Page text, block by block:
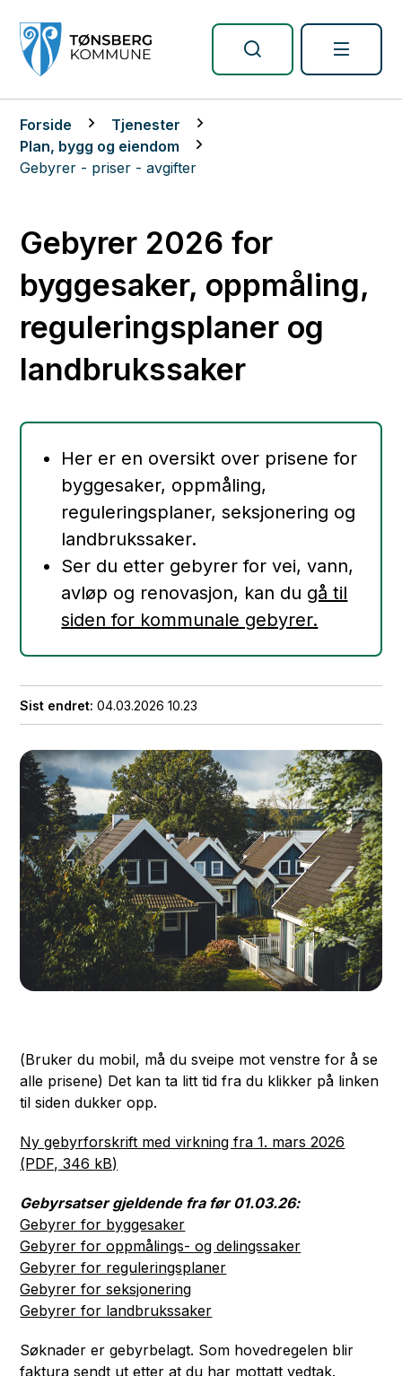
Du er her:
Forside
Tjenester
Plan, bygg og eiendom
Gebyrer - priser - avgifter
Gebyrer 2026 for
byggesaker, oppmåling,
reguleringsplaner og
landbrukssaker
Her er en oversikt over prisene for
byggesaker, oppmåling,
reguleringsplaner, seksjonering og
landbrukssaker.
Ser du etter gebyrer for vei, vann,
avløp og renovasjon, kan du gå til
siden for kommunale gebyrer.
Sist endret 04.03.2026 10.23
(Bruker du mobil, må du sveipe mot venstre for å se
alle prisene) Det kan ta litt tid fra du klikker på linken
til siden dukker opp.
Ny gebyrforskrift med virkning fra 1. mars 2026
(PDF, 346 kB)
Gebyrsatser gjeldende fra før 01.03.26:
Gebyrer for byggesaker
Gebyrer for oppmålings- og delingssaker
Gebyrer for reguleringsplaner
Gebyrer for seksjonering
Gebyrer for landbrukssaker
Søknader er gebyrbelagt. Som hovedregelen blir
faktura sendt ut etter at du har mottatt vedtak.